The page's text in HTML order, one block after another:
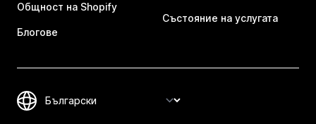
Общност на Shopify
Блогове
Състояние на услугата